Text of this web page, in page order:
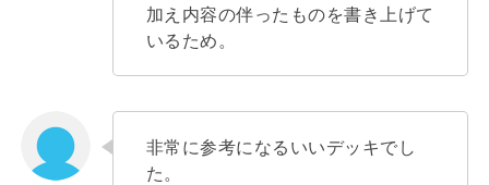
加え内容の伴ったものを書き上げて
いるため。
非常に参考になるいいデッキでし
た。